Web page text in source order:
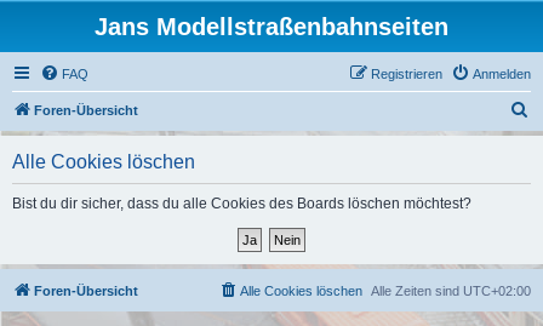
Jans Modellstraßenbahnseiten
FAQ Anmelden
Registrieren
Foren-Übersicht
u
Alle Cookies löschen
Bist du dir sicher, dass du alle Cookies des Boards löschen möchtest?
Foren-Übersicht Alle Zeiten sind UTC+02:00
Alle Cookies löschen